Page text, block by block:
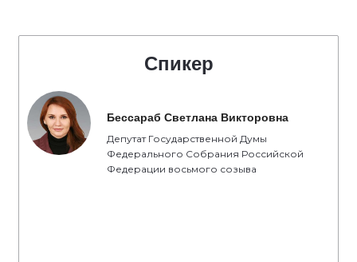
Спикер
Бессараб Светлана Викторовна
Депутат Государственной Думы
Федерального Собрания Российской
Федерации восьмого созыва